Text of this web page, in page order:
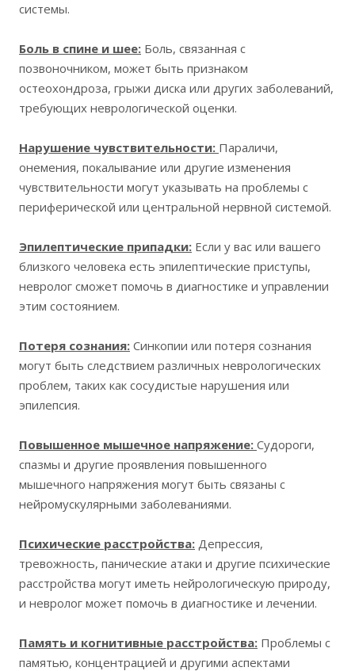
системы.
Боль в спине и шее: Боль, связанная с
позвоночником, может быть признаком
остеохондроза, грыжи диска или других заболеваний,
требующих неврологической оценки.
Нарушение чувствительности: Параличи,
онемения, покалывание или другие изменения
чувствительности могут указывать на проблемы с
периферической или центральной нервной системой.
Эпилептические припадки: Если у вас или вашего
близкого человека есть эпилептические приступы,
невролог сможет помочь в диагностике и управлении
этим состоянием.
Потеря сознания: Синкопии или потеря сознания
могут быть следствием различных неврологических
проблем, таких как сосудистые нарушения или
эпилепсия.
Повышенное мышечное напряжение: Судороги,
спазмы и другие проявления повышенного
мышечного напряжения могут быть связаны с
нейромускулярными заболеваниями.
Психические расстройства: Депрессия,
тревожность, панические атаки и другие психические
расстройства могут иметь нейрологическую природу,
и невролог может помочь в диагностике и лечении.
Память и когнитивные расстройства: Проблемы с
памятью, концентрацией и другими аспектами